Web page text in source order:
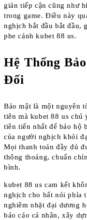
giản tiếp cận cũng như
trong game. Điều này
nghịch bắt đầu bắt đầu,
phe cánh kubet 88 us.
Hệ Thống
Đối
Bảo mật là một nguyên
tiên mà kubet 88 us chú
tiên tiến nhất để bảo hộ
của người nghịch khỏi
Mọi thanh toán đầy đủ
thông thoáng, chuẩn
bình.
kubet 88 us cam kết
nghịch cho bất nói phía
nghiêm nhặt đại dương
báo cáo cá nhân, xây